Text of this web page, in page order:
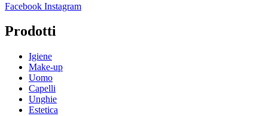
Facebook Instagram
Prodotti
Igiene
Make-up
Uomo
Capelli
Unghie
Estetica